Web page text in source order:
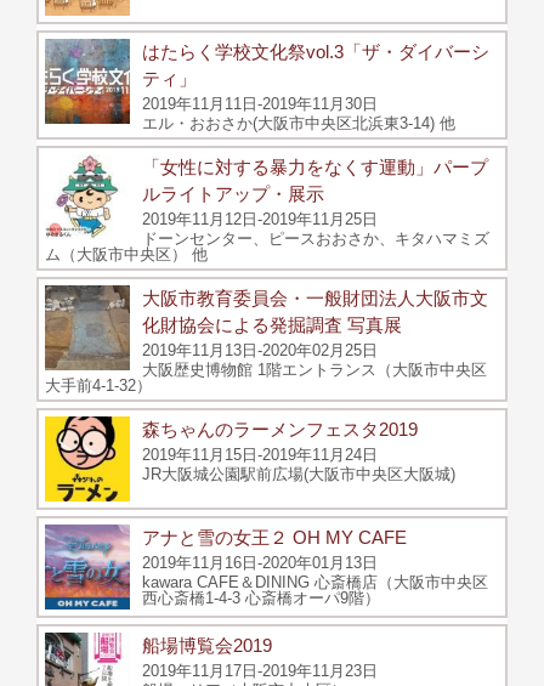
はたらく学校文化祭vol.3「ザ・ダイバーシ
ティ」
2019年11月11日-2019年11月30日
エル・おおさか(大阪市中央区北浜東3-14) 他
「女性に対する暴力をなくす運動」パープ
ルライトアップ・展示
2019年11月12日-2019年11月25日
ドーンセンター、ピースおおさか、キタハマミズ
ム（大阪市中央区） 他
大阪市教育委員会・一般財団法人大阪市文
化財協会による発掘調査 写真展
2019年11月13日-2020年02月25日
大阪歴史博物館 1階エントランス（大阪市中央区
大手前4-1-32）
森ちゃんのラーメンフェスタ2019
2019年11月15日-2019年11月24日
JR大阪城公園駅前広場(大阪市中央区大阪城)
アナと雪の女王２ OH MY CAFE
2019年11月16日-2020年01月13日
kawara CAFE＆DINING 心斎橋店（大阪市中央区
西心斎橋1-4-3 心斎橋オーパ9階）
船場博覧会2019
2019年11月17日-2019年11月23日